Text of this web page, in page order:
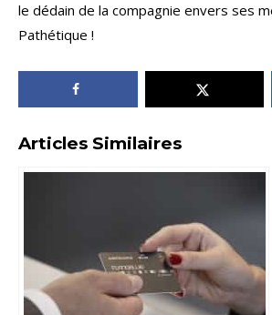
le dédain de la compagnie envers ses
Pathétique !
Articles Similaires